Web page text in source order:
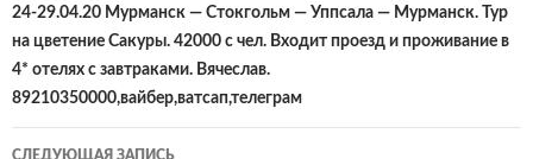
по
записям
24-29.04.20 Мурманск — Стокгольм — Уппсала — Мурманск. Тур
на цветение Сакуры. 42000 с чел. Входит проезд и проживание в
4* отелях с завтраками. Вячеслав.
89210350000,вайбер,ватсап,телеграм
СЛЕДУЮЩАЯ ЗАПИСЬ